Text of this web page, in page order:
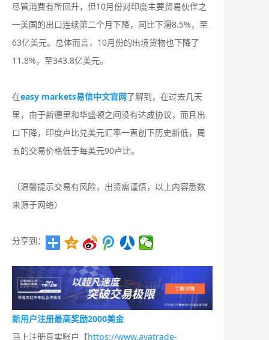
尽管消费有所回升，但10月份对印度主要贸易伙伴之
一美国的出口连续第二个月下降，同比下滑8.5%，至
63亿美元。总体而言，10月份的出境货物也下降了
11.8%，至343.8亿美元。
在easy markets易信中文官网了解到，在过去几天
里，由于新德里和华盛顿之间没有达成协议，而且出
口下降，印度卢比兑美元汇率一直创下历史新低，周
五的交易价格低于每美元90卢比。
（温馨提示交易有风险，出资需谨慎，以上内容悉数
来源于网络）
分享到：
新用户注册最高奖励2000美金
马上注册真实账户【https://www.avatrade-